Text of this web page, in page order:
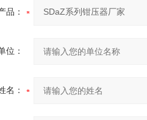
品：
位：
名：